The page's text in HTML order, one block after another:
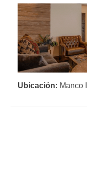
Ubicación: Manco